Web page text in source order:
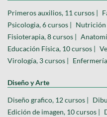
Primeros auxilios, 11 cursos |
Psicologia, 6 cursos |
Nutrición
Fisioterapia, 8 cursos |
Educación Física, 10 cursos |
Virología, 3 cursos |
Diseño y Arte
Diseño grafico, 12 cursos |
Edición de imagen, 10 cursos |